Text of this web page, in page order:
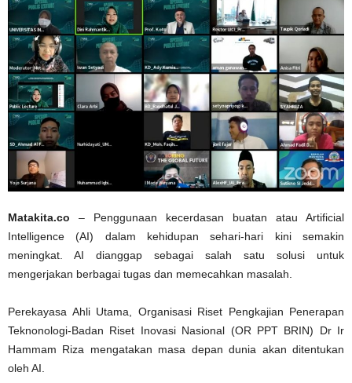
Matakita.co – Penggunaan kecerdasan buatan atau Artificial
Intelligence (AI) dalam kehidupan sehari-hari kini semakin
meningkat. AI dianggap sebagai salah satu solusi untuk
mengerjakan berbagai tugas dan memecahkan masalah.
Perekayasa Ahli Utama, Organisasi Riset Pengkajian Penerapan
Teknonologi-Badan Riset Inovasi Nasional (OR PPT BRIN) Dr Ir
Hammam Riza mengatakan masa depan dunia akan ditentukan
oleh AI.